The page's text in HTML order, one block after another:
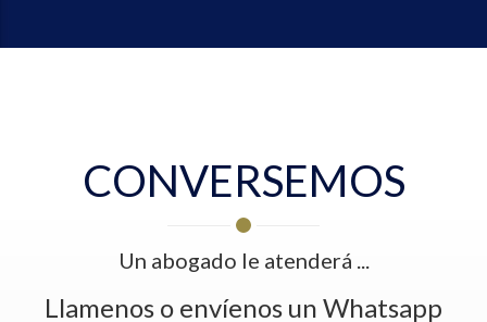
CONVERSEMOS
Un abogado le atenderá ...
Llamenos o envíenos un Whatsapp